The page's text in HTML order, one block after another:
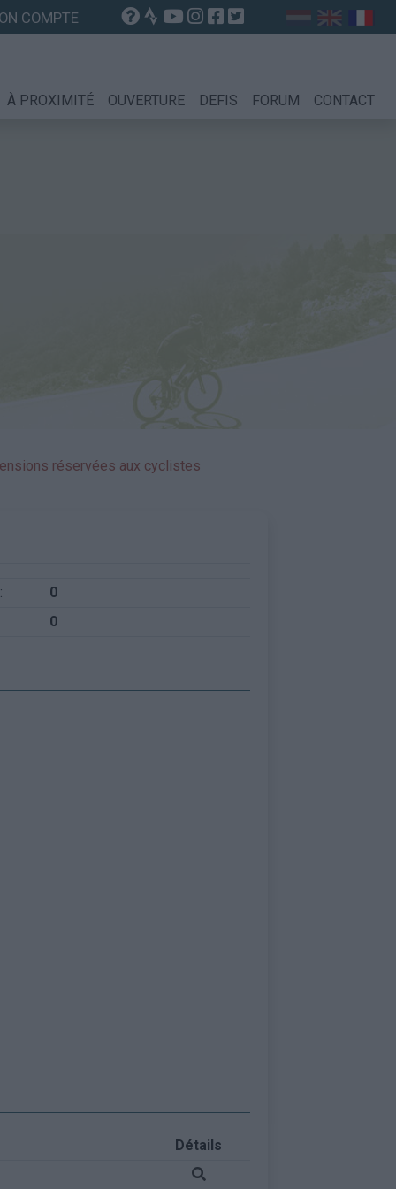
COMPTE
À PROXIMITÉ OUVERTURE DEFIS FORUM CONTACT
réservées aux cyclistes
0
0
Détails